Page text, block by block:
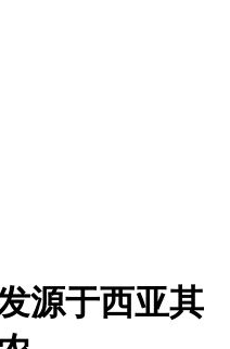
源于西亚其